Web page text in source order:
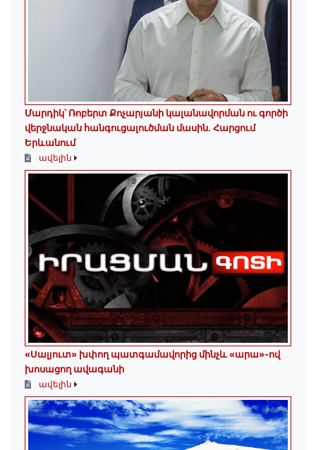
Մարդիկ՝ Ռոբերտ Քոչարյանի կալանավորման ու գործի
վերջնական հանգուցալուծման մասին. Հարցում
Երևանում
ավելին
«Սալյուտ» խփող պատգամավորից մինչև «արա»-ով
խոսացող ավագանի
ավելին